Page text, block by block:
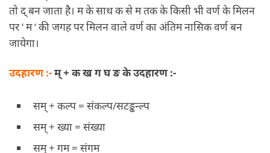
तो द् बन जाता है। म के साथ क से म तक के किसी भी वर्ण के मिलन
पर ‘ म ‘ की जगह पर मिलन वाले वर्ण का अंतिम नासिक वर्ण बन
जायेगा।
उदहारण :-म् + क ख ग घ ङ के उदहारण :-
सम् + कल्प = संकल्प/सटड्ढन्ल्प
सम् + ख्या = संख्या
सम् + गम = संगम